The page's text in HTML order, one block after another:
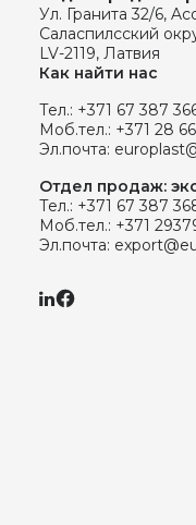
Ул. Гранита 32/6,
Саласпилсский
LV-2119, Латвия
Как найти нас
Тел.: +371 67 387
Моб.тел.: +371 28
Эл.почта:
Отдел продаж:
Тел.: +371 67 387
Моб.тел.: +371
Эл.почта: